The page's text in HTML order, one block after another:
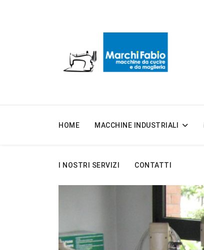
HOME MACCHINE INDUSTRIALI
I NOSTRI SERVIZI CONTATTI